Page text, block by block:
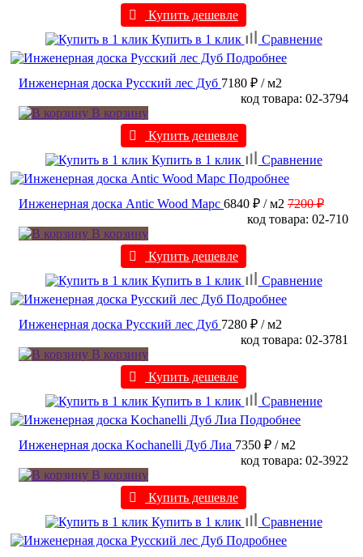
Купить дешевле
Купить в 1 клик
Сравнение
Подробнее
Инженерная доска Русский лес Дуб 7180 ₽ / м2
код товара: 02-3794
В корзину
Купить дешевле
Купить в 1 клик
Сравнение
Подробнее
Инженерная доска Antic Wood Марс 6840 ₽ / м2 7200 ₽
код товара: 02-710
В корзину
Купить дешевле
Купить в 1 клик
Сравнение
Подробнее
Инженерная доска Русский лес Дуб 7280 ₽ / м2
код товара: 02-3781
В корзину
Купить дешевле
Купить в 1 клик
Сравнение
Подробнее
Инженерная доска Kochanelli Дуб Лиа 7350 ₽ / м2
код товара: 02-3922
В корзину
Купить дешевле
Купить в 1 клик
Сравнение
Подробнее